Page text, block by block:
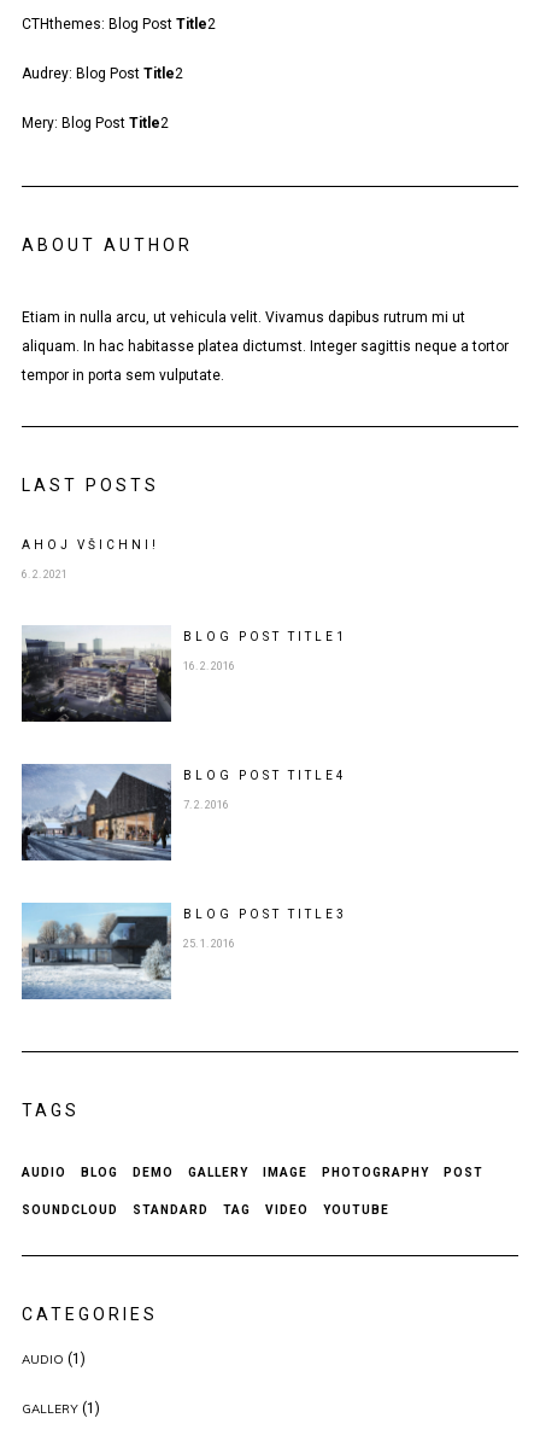
CTHthemes: Blog Post Title2
Audrey: Blog Post Title2
Mery: Blog Post Title2
ABOUT AUTHOR
Etiam in nulla arcu, ut vehicula velit. Vivamus dapibus rutrum mi ut
aliquam. In hac habitasse platea dictumst. Integer sagittis neque a tortor
tempor in porta sem vulputate.
LAST POSTS
AHOJ VŠICHNI!
6. 2. 2021
BLOG POSTTITLE 1
16. 2. 2016
BLOG POSTTITLE 4
7. 2. 2016
BLOG POSTTITLE 3
25. 1. 2016
TAGS
AUDIO BLOG DEMO GALLERY IMAGE PHOTOGRAPHY POST
SOUNDCLOUD STANDARD TAG VIDEO YOUTUBE
CATEGORIES
AUDIO (1)
GALLERY(1)